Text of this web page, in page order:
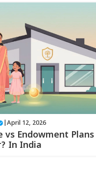
April 12, 2026
vs Endowment Plans
In India